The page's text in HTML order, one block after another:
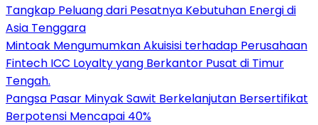
Tangkap Peluang dari Pesatnya Kebutuhan Energi di
Asia Tenggara
Mintoak Mengumumkan Akuisisi terhadap Perusahaan
Fintech ICC Loyalty yang Berkantor Pusat di Timur
Tengah.
Pangsa Pasar Minyak Sawit Berkelanjutan Bersertifikat
Berpotensi Mencapai 40%